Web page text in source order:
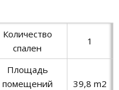
Количество
спален
1
Площадь
помещений
39,8 m2